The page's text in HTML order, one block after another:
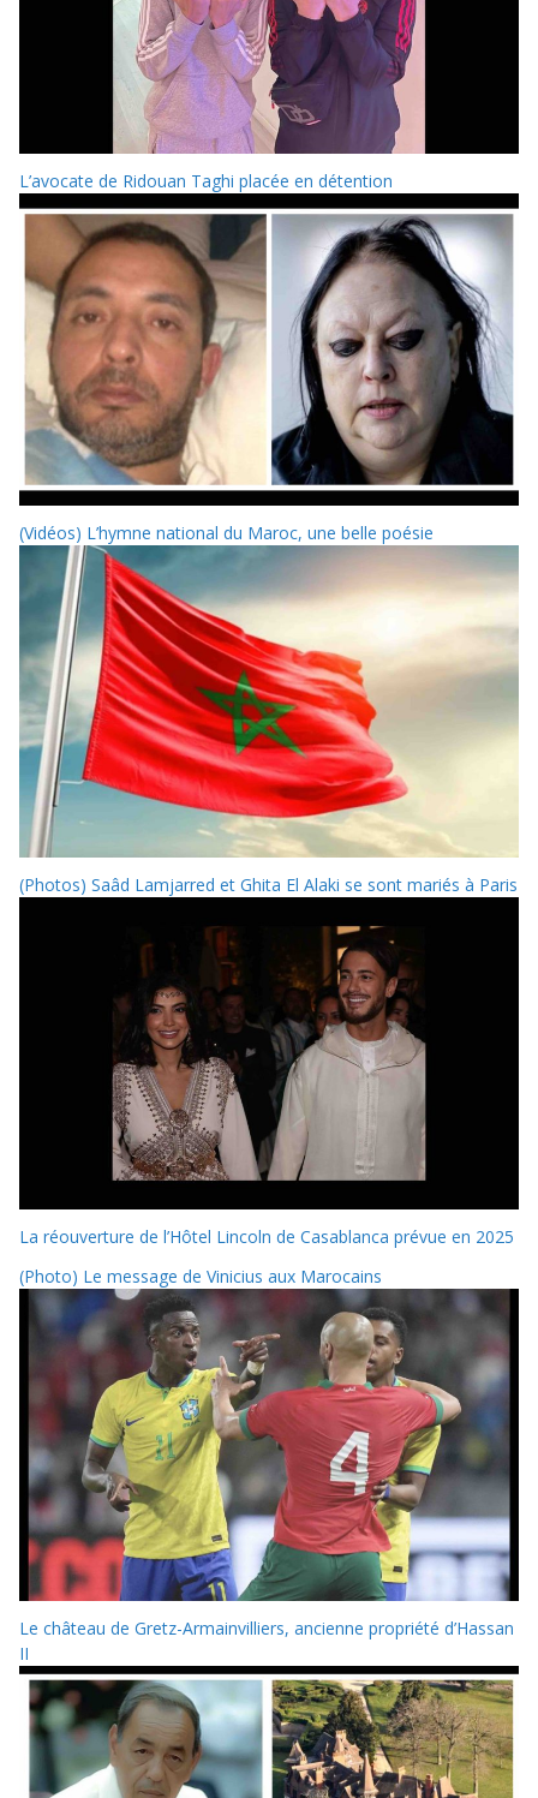
L’avocate de Ridouan Taghi placée en détention
(Vidéos) L’hymne national du Maroc, une belle poésie
(Photos) Saâd Lamjarred et Ghita El Alaki se sont mariés à Paris
La réouverture de l’Hôtel Lincoln de Casablanca prévue en 2025
(Photo) Le message de Vinicius aux Marocains
Le château de Gretz-Armainvilliers, ancienne propriété d’Hassan
II